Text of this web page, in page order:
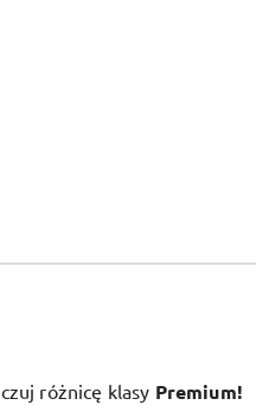
różnicę klasy Premium!